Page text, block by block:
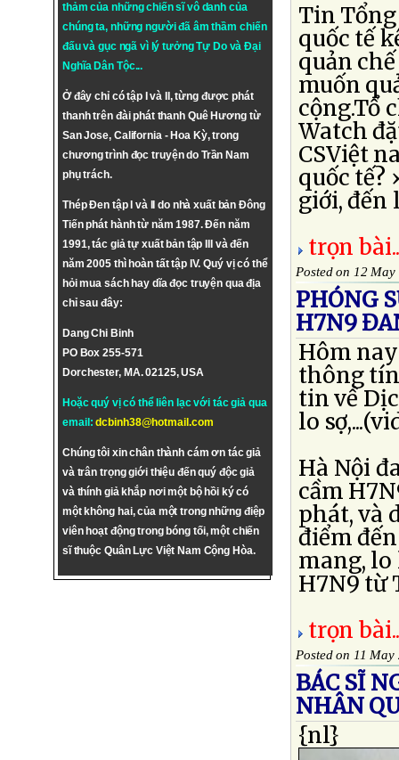
thảm của những chiến sĩ vô danh của
chúng ta, những người đã âm thầm chiến
đấu và gục ngã vì lý tưởngTự DovàĐại
Nghĩa Dân Tộc...
Ở đây chỉ có tập I và II, từng được phát
thanh trên đài phát thanh Quê Hương từ
San Jose, California - Hoa Kỳ, trong
chương trình đọc truyện do Trần Nam
phụ trách.
Thép Đen tập I và II do nhà xuất bản Đông
Tiến phát hành từ năm 1987. Đến năm
1991, tác giả tự xuất bản tập III và đến
năm 2005 thì hoàn tất tập IV. Quý vị có thể
hỏi mua sách hay dĩa đọc truyện qua địa
chỉ sau đây:
Dang Chi Binh
PO Box 255-571
Dorchester, MA. 02125, USA
Hoặc quý vị có thể liên lạc với tác giả qua
email:dcbinh38@hotmail.com
Chúng tôi xin chân thành cám ơn tác giả
và trân trọng giới thiệu đến quý độc giả
và thính giả khắp nơi một bộ hồi ký có
một không hai, của một trong những điệp
viên hoạt động trong bóng tối, một chiến
sĩ thuộc Quân Lực Việt Nam Cộng Hòa.
Tin
quốc tế
quản
muốn
cộng.Tổ
Watch
CSViệt
quốc tế?
giới, đến
trọn
Posted on 12 May
PHÓNG
H7N9
Hôm
thông tín
tin về
lo
Hà Nội
cầm
phát, và
điểm
mang,
H7N9 từ
trọn
Posted on 11 May
BÁC SĨ
NHÂN
{nl}